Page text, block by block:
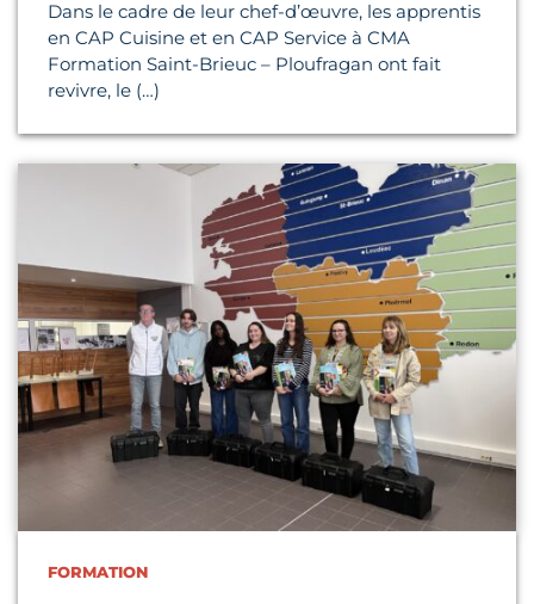
Dans le cadre de leur chef-d’œuvre, les apprentis
en CAP Cuisine et en CAP Service à CMA
Formation Saint-Brieuc – Ploufragan ont fait
revivre, le (…)
FORMATION